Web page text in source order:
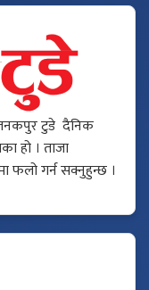
जनकपुर टुडे दैनिक
हो । ताजा
फलो गर्न सक्नुहुन्छ ।